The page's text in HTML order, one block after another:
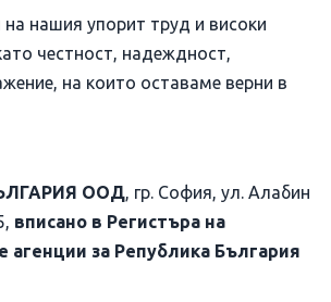
нашия упорит труд и високи
честност, надеждност,
на които оставаме верни в
ООД, гр. София, ул. Алабин
вписано в Регистъра на
агенции за Република България